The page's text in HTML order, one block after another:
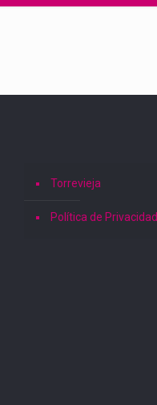
Torrevieja
Política de Privacidad